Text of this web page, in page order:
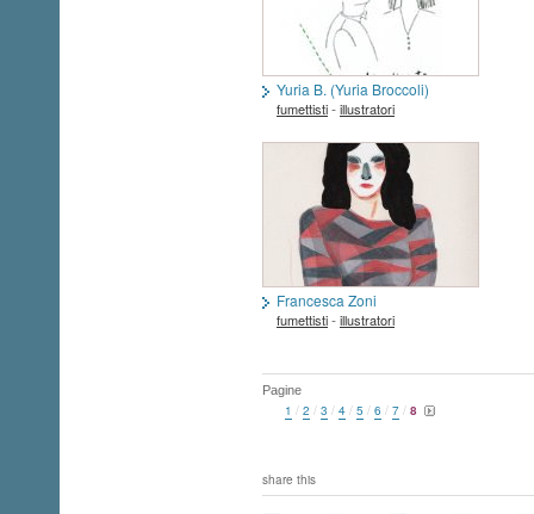
Yuria B. (Yuria Broccoli)
fumettisti-illustratori
Francesca Zoni
fumettisti-illustratori
Pagine
1 / 2 / 3 / 4 / 5 / 6 / 7 / 8
share this